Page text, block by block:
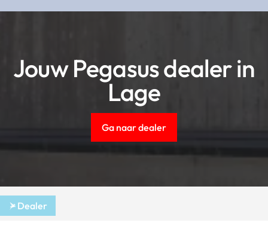
Jouw Pegasus dealer in
Lage
Ga naar dealer
Dealer